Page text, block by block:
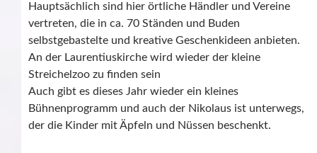
Hauptsächlich sind hier örtliche Händler und Vereine
vertreten, die in ca. 70 Ständen und Buden
selbstgebastelte und kreative Geschenkideen anbieten.
An der Laurentiuskirche wird wieder der kleine
Streichelzoo zu finden sein
Auch gibt es dieses Jahr wieder ein kleines
Bühnenprogramm und auch der Nikolaus ist unterwegs,
der die Kinder mit Äpfeln und Nüssen beschenkt.